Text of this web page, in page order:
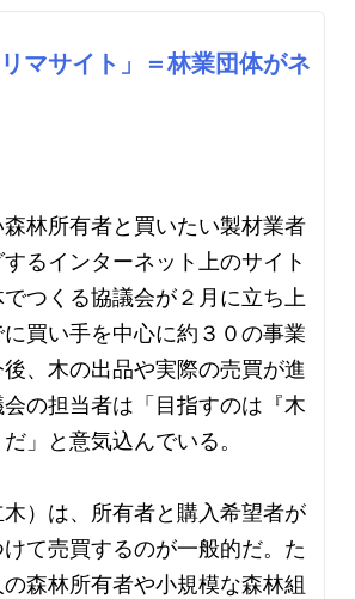
マサイト」＝林業団体がネ
林所有者と買いたい製材業者
るインターネット上のサイト
つくる協議会が２月に立ち上
買い手を中心に約３０の事業
、木の出品や実際の売買が進
の担当者は「目指すのは『木
」と意気込んでいる。
）は、所有者と購入希望者が
て売買するのが一般的だ。た
森林所有者や小規模な森林組